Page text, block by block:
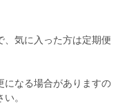
、気に入った方は定期便
なる場合がありますの
。